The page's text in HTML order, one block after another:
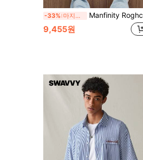
-33% 마지막 3일 Manfinity Roghcode 남성용 레터 스트라이프 반팔 싱글 브레스트 캐주얼 크롭 셔츠
9,455원